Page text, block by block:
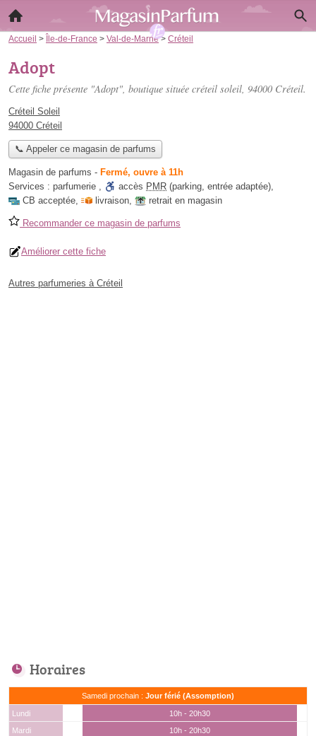
Accueil > Île-de-France > Val-de-Marne> Créteil
Adopt
Cette fiche présente "Adopt", boutique située créteil soleil, 94000 Créteil.
Créteil Soleil
94000 Créteil
📞 Appeler ce magasin de parfums
Magasin de parfums - Fermé, ouvre à 11h
Services : parfumerie , accès PMR (parking, entrée adaptée),
CB acceptée, livraison, retrait en magasin
Recommander ce magasin de parfums
Améliorer cette fiche
Autres parfumeries à Créteil
Horaires
Samedi prochain : Jour férié (Assomption)
Lundi
10h - 20h30
Mardi
10h - 20h30